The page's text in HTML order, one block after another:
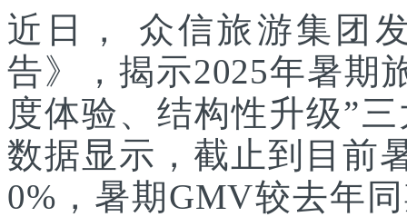
近日， 众信旅游集团
告》，揭示2025年暑期
度体验、结构性升级”
数据显示，截止到目前
0%，暑期GMV较去年